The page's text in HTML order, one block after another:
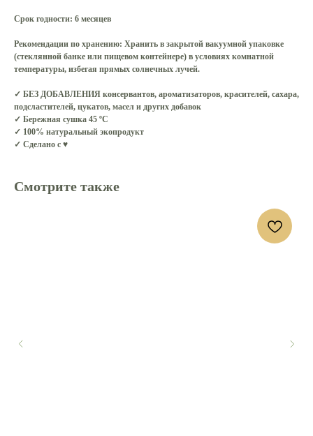
Срок годности: 6 месяцев
Рекомендации по хранению: Хранить в закрытой вакуумной упаковке
(стеклянной банке или пищевом контейнере) в условиях комнатной
температуры, избегая прямых солнечных лучей.
✓ БЕЗ ДОБАВЛЕНИЯ консервантов, ароматизаторов, красителей, сахара,
подсластителей, цукатов, масел и других добавок
✓ Бережная сушка 45 ºС
✓ 100% натуральный экопродукт
✓ Сделано с ♥
Смотрите также